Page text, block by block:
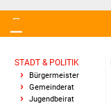
STADT & POLITIK
Bürgermeister
Gemeinderat
Jugendbeirat